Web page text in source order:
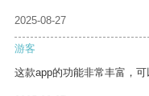
2025-08-27
游客
这款app的功能非常丰富，可